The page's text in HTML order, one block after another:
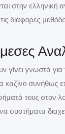
στην
διάφορες
γίνει γνωστά
συνήθως
τους στον
συστήματα